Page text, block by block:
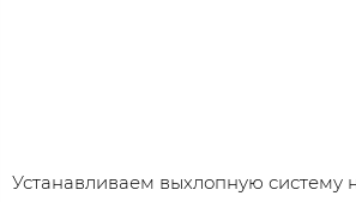
Устанавливаем выхлопную систему